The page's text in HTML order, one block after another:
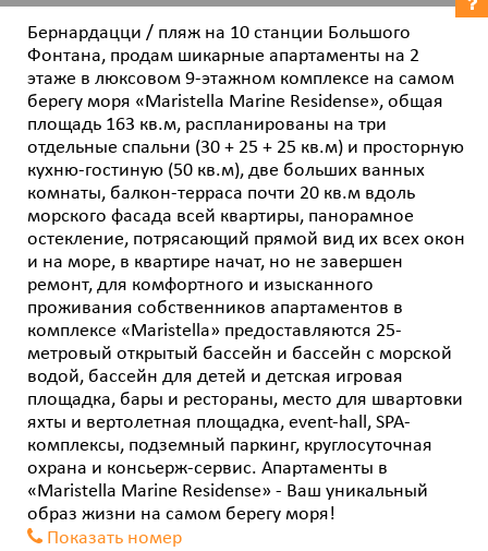
Бернардацци / пляж на 10 станции Большого
Фонтана, продам шикарные апартаменты на 2
этаже в люксовом 9-этажном комплексе на самом
берегу моря «Maristella Marine Residense», общая
площадь 163 кв.м, распланированы на три
отдельные спальни (30 + 25 + 25 кв.м) и просторную
кухню-гостиную (50 кв.м), две больших ванных
комнаты, балкон-терраса почти 20 кв.м вдоль
морского фасада всей квартиры, панорамное
остекление, потрясающий прямой вид их всех окон
и на море, в квартире начат, но не завершен
ремонт, для комфортного и изысканного
проживания собственников апартаментов в
комплексе «Maristella» предоставляются 25-
метровый открытый бассейн и бассейн с морской
водой, бассейн для детей и детская игровая
площадка, бары и рестораны, место для швартовки
яхты и вертолетная площадка, event-hall, SPA-
комплексы, подземный паркинг, круглосуточная
охрана и консьерж-сервис. Апартаменты в
«Maristella Marine Residense» - Ваш уникальный
образ жизни на самом берегу моря!
Показать номер